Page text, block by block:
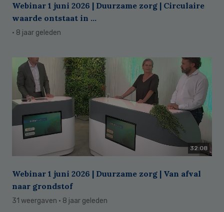
Webinar 1 juni 2026 | Duurzame zorg | Circulaire
waarde ontstaat in ...
· 8 jaar geleden
32:08
Webinar 1 juni 2026 | Duurzame zorg | Van afval
naar grondstof
31 weergaven · 8 jaar geleden